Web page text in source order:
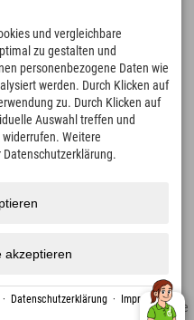
Jetzt
4.634km
Pisten zum Skifahren und
97
Presse Nachhaltigkeitszertifikate
und vergleichbare
zu gestalten und
personenbezogene Daten wie
werden. Durch Klicken auf
zu. Durch Klicken auf
Auswahl treffen und
Weitere
akzeptieren
· Datenschutzerklärung · Impressum